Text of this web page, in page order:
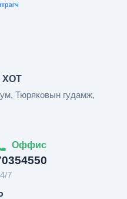
ХОТ
Тюряковын гудамж,
Оффис
7